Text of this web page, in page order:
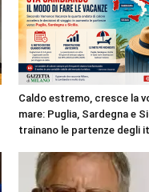
Caldo estremo, cresce la
mare: Puglia, Sardegna e
trainano le partenze degli